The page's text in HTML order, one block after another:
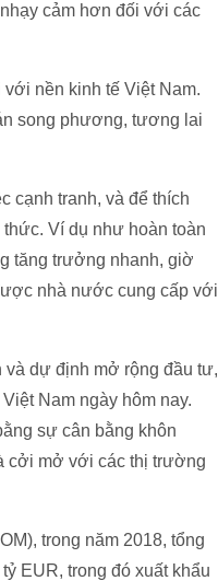
cảm hơn đối với các
nền kinh tế Việt Nam.
song phương, tương lai
cạnh tranh, và để thích
Ví dụ như hoàn toàn
tăng trưởng nhanh, giờ
nhà nước cung cấp với
và dự định mở rộng đầu tư,
Nam ngày hôm nay.
sự cân bằng khôn
cởi mở với các thị trường
trong năm 2018, tổng
EUR, trong đó xuất khẩu